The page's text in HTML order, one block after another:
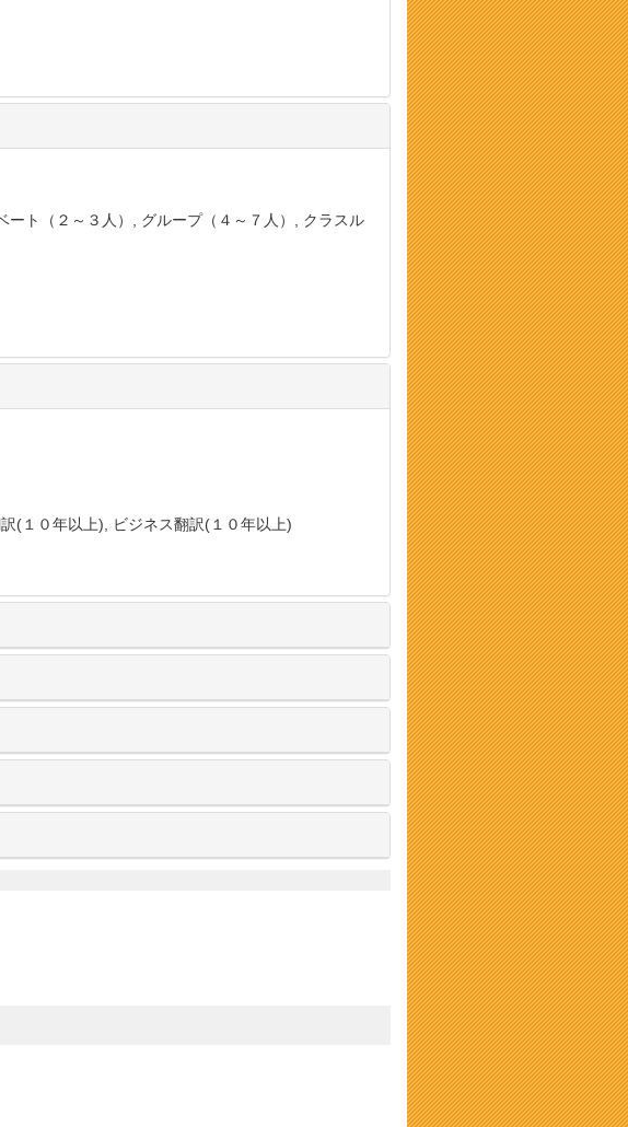
ト（２～３人）, グループ（４～７人）, クラスル
(１０年以上), ビジネス翻訳(１０年以上)